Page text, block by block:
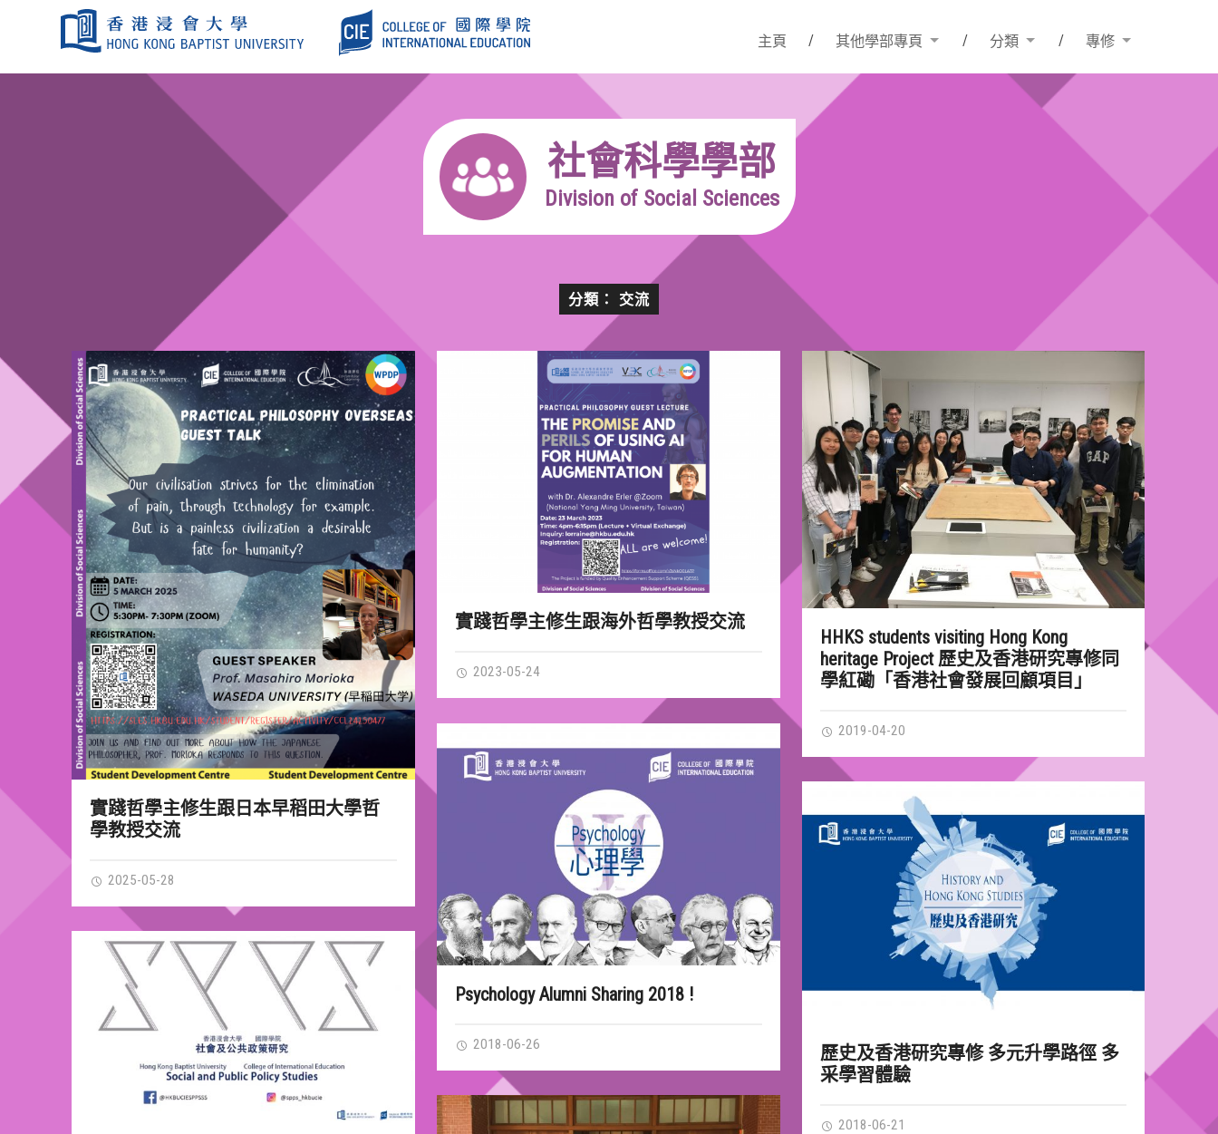
主頁 其他學部專頁 分類 專修
社會科學學部
Division of Social Sciences
分類： 交流
實踐哲學主修生跟日本早稻田大學哲
學教授交流
2025-05-28
實踐哲學主修生跟海外哲學教授交流
2023-05-24
HHKS students visiting Hong Kong
heritage Project 歷史及香港研究專修同
學紅磡「香港社會發展回顧項目」
2019-04-20
Psychology Alumni Sharing 2018 !
2018-06-26
歷史及香港研究專修 多元升學路徑 多
采學習體驗
2018-06-21